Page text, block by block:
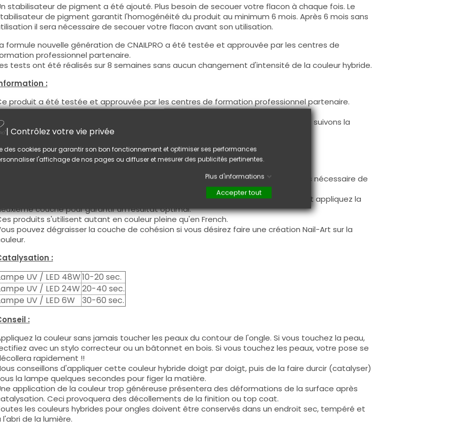
stabilisateur de pigment a été ajouté. Plus besoin de secouer votre flacon à chaque fois. Le
de pigment garantit l'homogénéité du produit au minimum 6 mois. Après 6 mois sans
il sera nécessaire de secouer votre flacon avant son utilisation.
formule nouvelle génération de CNAILPRO a été testée et approuvée par les centres de
professionnel partenaire.
tests ont été réalisés sur 8 semaines sans aucun changement d'intensité de la couleur hybride.
:
produit a été testée et approuvée par les centres de formation professionnel partenaire.
ce produit vous pourrez satisfaire vos clientes les plus exigeantes !
plus, CNAILPRO porte une attention particulière au formule de ces produits, nous suivons la
en vigueur et garantissons la conformité de nos produits.
:
Cette couleur s'applique avec son pinceau, de manière fine, sur la base (il n'est pas nécessaire de
dégraisser la couche de cohésion) ou sur la construction après limage.
Ce produit s'applique en deux couches, fermez le bord libre à la première couche et appliquez la
couche pour garantir un résultat optimal.
produits s'utilisent autant en couleur pleine qu'en French.
pouvez dégraisser la couche de cohésion si vous désirez faire une création Nail-Art sur la
:
UV / LED 48W10-20 sec.
UV / LED 24W 20-40 sec.
UV / LED 6W
30-60 sec.
:
la couleur sans jamais toucher les peaux du contour de l'ongle. Si vous touchez la peau,
avec un stylo correcteur ou un bâtonnet en bois. Si vous touchez les peaux, votre pose se
rapidement !!
conseillons d'appliquer cette couleur hybride doigt par doigt, puis de la faire durcir (catalyser)
la lampe quelques secondes pour figer la matière.
application de la couleur trop généreuse présentera des déformations de la surface après
Ceci provoquera des décollements de la finition ou top coat.
les couleurs hybrides pour ongles doivent être conservés dans un endroit sec, tempéré et
l'abri de la lumière.
| Contrôlez votre vie privée
des cookies pour garantir son bon fonctionnement et optimiser ses performances
l'affichage de nos pages ou diffuser et mesurer des publicités pertinentes.
Plus d'informations
Accepter tout